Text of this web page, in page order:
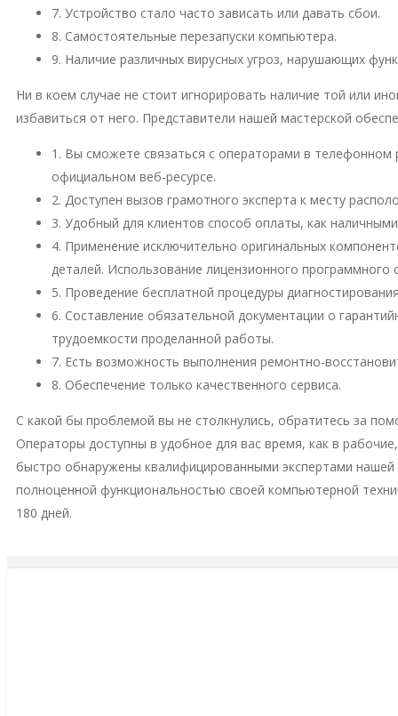
7. Устройство стало часто зависать или давать сбои.
8. Самостоятельные перезапуски компьютера.
9. Наличие различных вирусных угроз, нарушающих
Ни в коем случае не стоит игнорировать наличие той или
избавиться от него. Представители нашей мастерской
1. Вы сможете связаться с операторами в
официальном веб-ресурсе.
2. Доступен вызов грамотного эксперта к месту
3. Удобный для клиентов способ оплаты, как
4. Применение исключительно оригинальных
деталей. Использование лицензионного
5. Проведение бесплатной процедуры
6. Составление обязательной документации о
трудоемкости проделанной работы.
7. Есть возможность выполнения ремонтно-
8. Обеспечение только качественного сервиса.
С какой бы проблемой вы не столкнулись, обратитесь за
Операторы доступны в удобное для вас время, как в
быстро обнаружены квалифицированными экспертами
полноценной функциональностью своей компьютерной
180 дней.